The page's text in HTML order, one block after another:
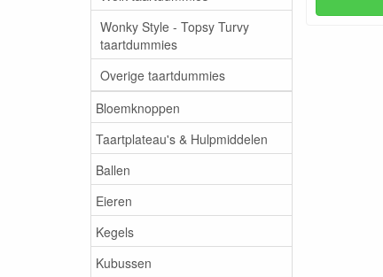
Wonky Style - Topsy Turvy
taartdummies
Overige taartdummies
Bloemknoppen
Taartplateau's & Hulpmiddelen
Ballen
Eieren
Kegels
Kubussen